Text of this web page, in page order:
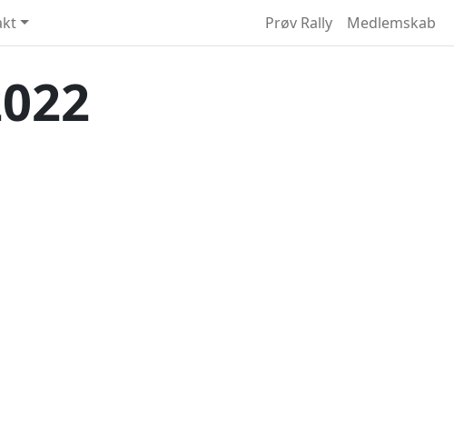
Prøv Rally Medlemskab